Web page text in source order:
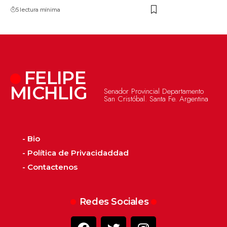
5 lectura mínima
FELIPE
MICHLIG Senador Provincial Departamento
San Cristóbal. Santa Fe. Argentina
- Bio
- Política de Privacidaddad
- Contactenos
Redes Sociales